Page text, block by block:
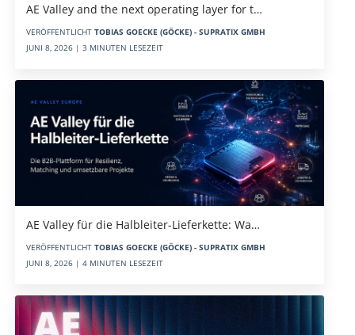
AE Valley and the next operating layer for t…
VERÖFFENTLICHT TOBIAS GOECKE (GÖCKE) - SUPRATIX GMBH
JUNI 8, 2026 | 3 MINUTEN LESEZEIT
AE Valley für die Halbleiter-Lieferkette: Wa…
VERÖFFENTLICHT TOBIAS GOECKE (GÖCKE) - SUPRATIX GMBH
JUNI 8, 2026 | 4 MINUTEN LESEZEIT